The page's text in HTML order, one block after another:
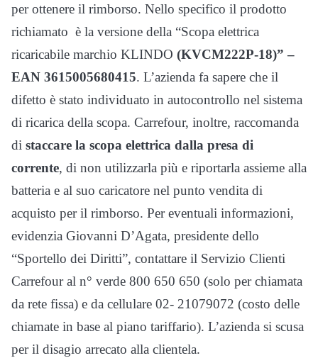
per ottenere il rimborso. Nello specifico il prodotto
richiamato è la versione della “Scopa elettrica
ricaricabile marchio KLINDO (KVCM222P-18)” –
EAN 3615005680415. L’azienda fa sapere che il
difetto è stato individuato in autocontrollo nel sistema
di ricarica della scopa. Carrefour, inoltre, raccomanda
di staccare la scopa elettrica dalla presa di
corrente, di non utilizzarla più e riportarla assieme alla
batteria e al suo caricatore nel punto vendita di
acquisto per il rimborso. Per eventuali informazioni,
evidenzia Giovanni D’Agata, presidente dello
“Sportello dei Diritti”, contattare il Servizio Clienti
Carrefour al n° verde 800 650 650 (solo per chiamata
da rete fissa) e da cellulare 02- 21079072 (costo delle
chiamate in base al piano tariffario). L’azienda si scusa
per il disagio arrecato alla clientela.